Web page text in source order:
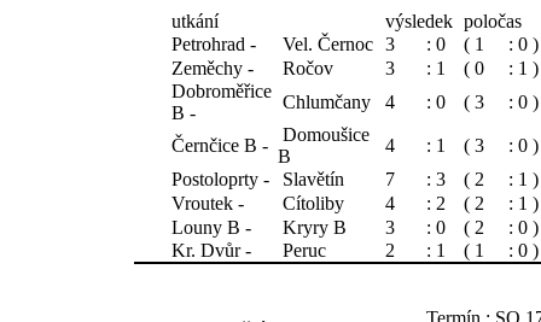
utkání výsledek poločas
Petrohrad -
Vel. Černoc 3 : 0 ( 1
: 0 )
Zeměchy -
Ročov 3 : 1 ( 0
: 1 )
Dobroměřice
B -
Chlumčany 4 : 0 ( 3 : 0 )
Černčice B -
Domoušice
B
4 : 1 ( 3
: 0 )
Postoloprty -
Slavětín 7 : 3 ( 2
: 1 )
Vroutek -
Cítoliby 4 : 2 ( 2
: 1 )
Louny B -
Kryry B 3 : 0 ( 2
: 0 )
Kr. Dvůr -
Peruc 2 : 1 ( 1 : 0 )
Termín : SO